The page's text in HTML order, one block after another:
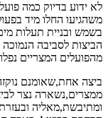
לא ידוע בדיוק כמה
משהגיעו החלו מיד
בשמש ובניית תעלות
הביצות לסביבה הנמוכה
מהפועלים המצריים
ביצה אחת,שאומנם
ממצרים,נשארה נצר
ומתיבשת,מאליה